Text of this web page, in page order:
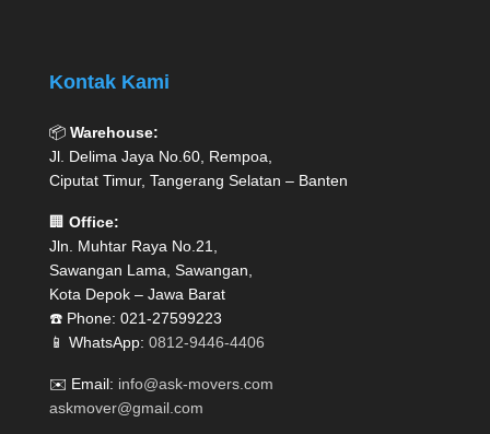
Kontak Kami
📦 Warehouse:
Jl. Delima Jaya No.60, Rempoa,
Ciputat Timur, Tangerang Selatan – Banten
🏢 Office:
Jln. Muhtar Raya No.21,
Sawangan Lama, Sawangan,
Kota Depok – Jawa Barat
☎️ Phone: 021-27599223
📱 WhatsApp: 0812-9446-4406
✉️ Email: info@ask-movers.com
askmover@gmail.com